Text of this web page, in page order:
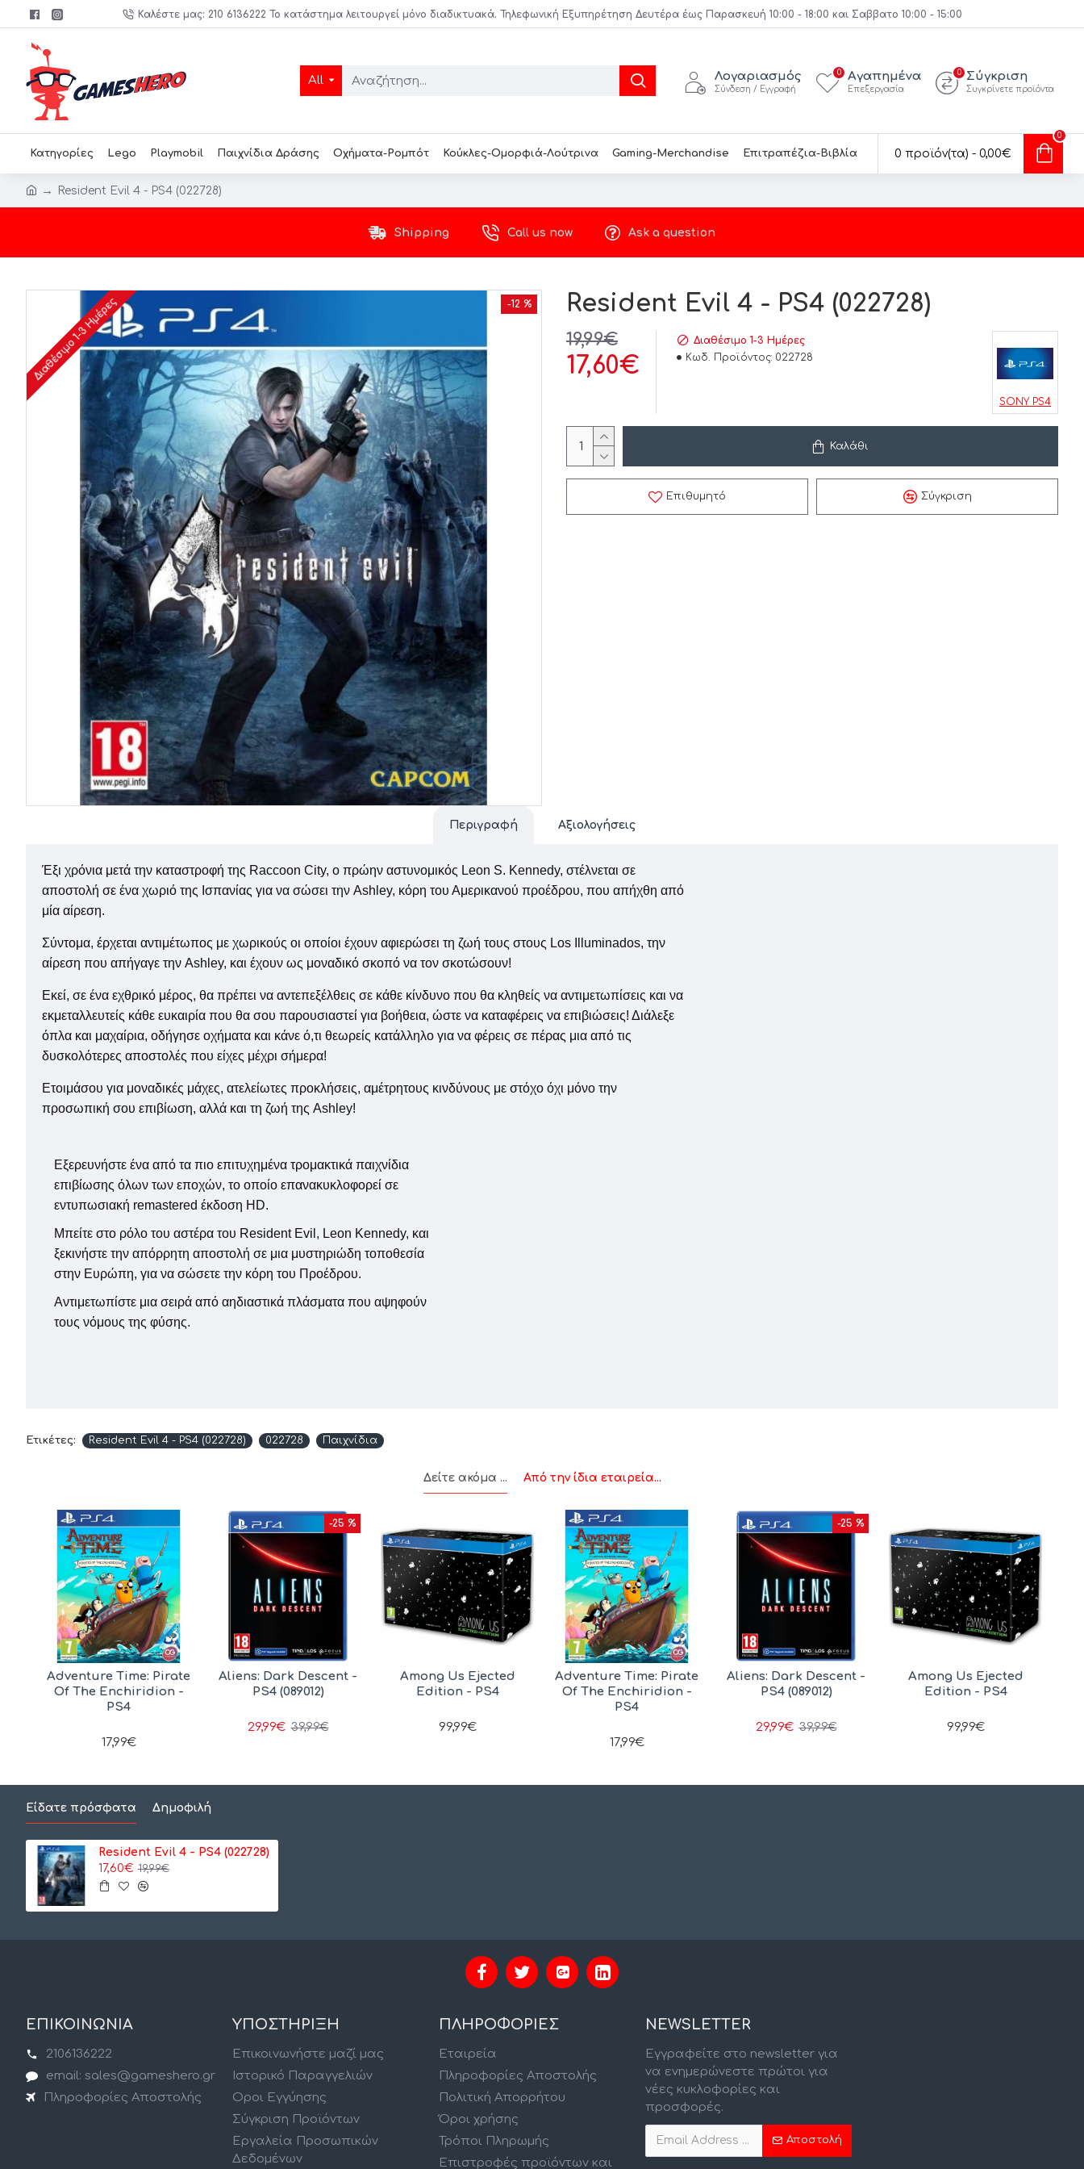
Καλέστε μας: 210 6136222 Το κατάστημα λειτουργεί μόνο διαδικτυακά. Τηλεφωνική Εξυπηρέτηση Δευτέρα έως Παρασκευή 10:00 - 18:00 και Σαββατο 10:00 - 15:00
All Λογαριασμός
Σύνδεση / Εγγραφή
Αγαπημένα
Επεξεργασία
0 Σύγκριση
Συγκρίνετε προϊόντα
0
Κατηγορίες Lego Playmobil Παιχνίδια Δράσης Οχήματα-Ρομπότ Κούκλες-Ομορφιά-Λούτρινα Gaming-Merchandise Επιτραπέζια-Βιβλία 0 προϊόν(τα) - 0,00€
0
Resident Evil 4 - PS4 (022728)
Shipping Call us now Ask a question
-12 %
Διαθέσιμο 1-3 Ημέρες Resident Evil 4 - PS4 (022728)
17,60€
19,99€
Διαθέσιμο 1-3 Ημέρες
Κωδ. Προϊόντος: 022728
SONY PS4
Καλάθι
Επιθυμητό Σύγκριση
Περιγραφή Αξιολογήσεις
Έξι χρόνια μετά την καταστροφή της Raccoon City, ο πρώην αστυνομικός Leon S. Kennedy, στέλνεται σε
αποστολή σε ένα χωριό της Ισπανίας για να σώσει την Ashley, κόρη του Αμερικανού προέδρου, που απήχθη από
μία αίρεση.
Σύντομα, έρχεται αντιμέτωπος με χωρικούς οι οποίοι έχουν αφιερώσει τη ζωή τους στους Los Illuminados, την
αίρεση που απήγαγε την Ashley, και έχουν ως μοναδικό σκοπό να τον σκοτώσουν!
Εκεί, σε ένα εχθρικό μέρος, θα πρέπει να αντεπεξέλθεις σε κάθε κίνδυνο που θα κληθείς να αντιμετωπίσεις και να
εκμεταλλευτείς κάθε ευκαιρία που θα σου παρουσιαστεί για βοήθεια, ώστε να καταφέρεις να επιβιώσεις! Διάλεξε
όπλα και μαχαίρια, οδήγησε οχήματα και κάνε ό,τι θεωρείς κατάλληλο για να φέρεις σε πέρας μια από τις
δυσκολότερες αποστολές που είχες μέχρι σήμερα!
Ετοιμάσου για μοναδικές μάχες, ατελείωτες προκλήσεις, αμέτρητους κινδύνους με στόχο όχι μόνο την
προσωπική σου επιβίωση, αλλά και τη ζωή της Ashley!
Εξερευνήστε ένα από τα πιο επιτυχημένα τρομακτικά παιχνίδια
επιβίωσης όλων των εποχών, το οποίο επανακυκλοφορεί σε
εντυπωσιακή remastered έκδοση HD.
Μπείτε στο ρόλο του αστέρα του Resident Evil, Leon Kennedy, και
ξεκινήστε την απόρρητη αποστολή σε μια μυστηριώδη τοποθεσία
στην Ευρώπη, για να σώσετε την κόρη του Προέδρου.
Αντιμετωπίστε μια σειρά από αηδιαστικά πλάσματα που αψηφούν
τους νόμους της φύσης.
Ετικέτες: Resident Evil 4 - PS4 (022728) 022728 Παιχνίδια
Δείτε ακόμα ... Από την ίδια εταιρεία...
Adventure Time: Pirate
Of The Enchiridion -
PS4
17,99€
-25 %
Aliens: Dark Descent -
PS4 (089012)
29,99€ 39,99€
Among Us Ejected
Edition - PS4
99,99€
Adventure Time: Pirate
Of The Enchiridion -
PS4
17,99€
-25 %
Aliens: Dark Descent -
PS4 (089012)
29,99€ 39,99€
Among Us Ejected
Edition - PS4
99,99€
Είδατε πρόσφατα Δημοφιλή
Resident Evil 4 - PS4 (022728)
17,60€ 19,99€
ΕΠΙΚΟΙΝΩΝΙΑ
2106136222
email: sales@gameshero.gr
Πληροφορίες Αποστολής
ΥΠΟΣΤΗΡΙΞΗ
Επικοινωνήστε μαζί μας
Ιστορικό Παραγγελιών
Οροι Εγγύησης
Σύγκριση Προϊόντων
Εργαλεία Προσωπικών
Δεδομένων
ΠΛΗΡΟΦΟΡΙΕΣ
Εταιρεία
Πληροφορίες Αποστολής
Πολιτική Απορρήτου
Όροι χρήσης
Τρόποι Πληρωμής
Επιστροφές προϊόντων και
NEWSLETTER
Εγγραφείτε στο newsletter για
να ενημερώνεστε πρώτοι για
νέες κυκλοφορίες και
προσφορές.
Αποστολή